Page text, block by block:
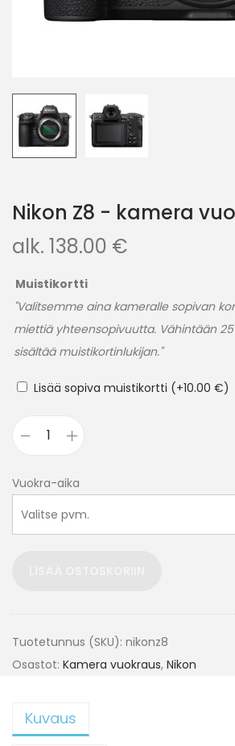
Nikon Z8 - kamera
alk. 138.00 €
Muistikortti
"Valitsemme aina kameralle sopivan
miettiä yhteensopivuutta. Vähintään
sisältää muistikortinlukijan."
Lisää sopiva muistikortti (+10.00 €)
Vuokra-aika
Tuotetunnus (SKU): nikonz8
Osastot: Kamera vuokraus, Nikon
Kuvaus